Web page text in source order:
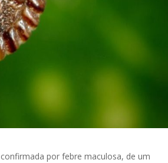
por febre maculosa, de um